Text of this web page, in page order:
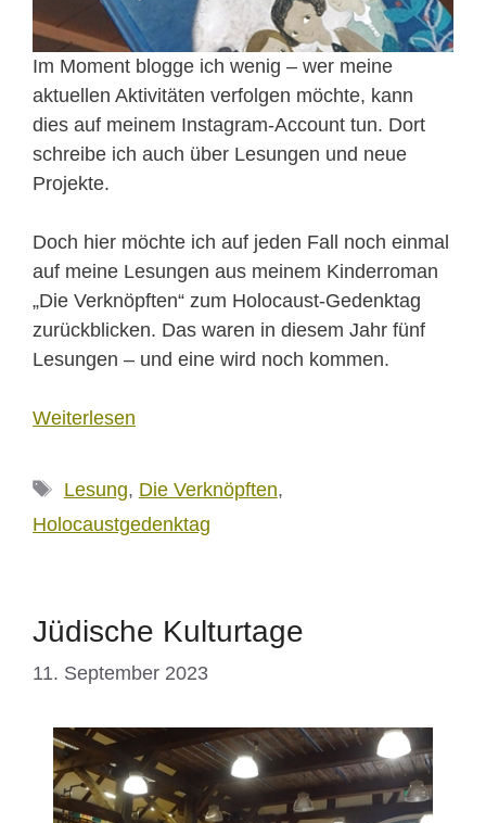
Im Moment blogge ich wenig – wer meine
aktuellen Aktivitäten verfolgen möchte, kann
dies auf meinem Instagram-Account tun. Dort
schreibe ich auch über Lesungen und neue
Projekte.
Doch hier möchte ich auf jeden Fall noch einmal
auf meine Lesungen aus meinem Kinderroman
„Die Verknöpften“ zum Holocaust-Gedenktag
zurückblicken. Das waren in diesem Jahr fünf
Lesungen – und eine wird noch kommen.
Weiterlesen
Schlagwörter
Lesung, Die Verknöpften,
Holocaustgedenktag
Jüdische Kulturtage
11. September 2023